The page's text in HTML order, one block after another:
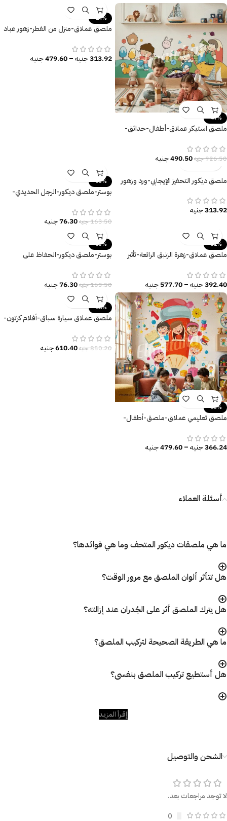
-47%
ملصق استيكر عملاق-أطفال-حدائق-
926.50جنيه490.50جنيه
-24%
ملصق عملاق-منزل من الفطر-زهور عباد
313.92جنيه–
479.60جنيه
ملصق ديكور التحفيز الإيجابي-ورد وزهور
313.92جنيه
-53%
بوستر-ملصق ديكور-الرجل الحديدي-
163.50جنيه76.30جنيه
-31%
ملصق عملاق-زهرة الزنبق الرائعة-تأثير
392.40جنيه–
577.70جنيه
-53%
بوستر-ملصق ديكور-الحفاظ على
163.50جنيه76.30جنيه
-35%
ملصق تعليمي عملاق-ملصق-أطفال-
366.24جنيه–
479.60جنيه
-28%
ملصق عملاق سيارة سباق-أفلام كرتون-
850.20جنيه610.40جنيه
أسئلة العملاء
ما هي ملصقات ديكور المتحف وما هي فوائدها؟
هل تتأثر ألوان الملصق مع مرور الوقت؟
هل يترك الملصق أثر على الجُدران عند إزالته؟
ما هي الطريقة الصحيحة لتركيب الملصق؟
هل أستطيع تركيب الملصق بنفسى؟
إقـرأ المزيـد
الشحن والتوصيل
لا توجد مراجعات بعد.
0